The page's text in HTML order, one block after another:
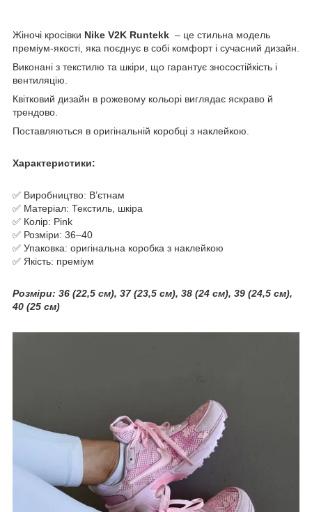
Жіночі кросівки Nike V2K Runtekk – це стильна модель
преміум-якості, яка поєднує в собі комфорт і сучасний дизайн.
Виконані з текстилю та шкіри, що гарантує зносостійкість і
вентиляцію.
Квітковий дизайн в рожевому кольорі виглядає яскраво й
трендово.
Поставляються в оригінальній коробці з наклейкою.
Характеристики:
✅ Виробництво: Вʼєтнам
✅ Матеріал: Текстиль, шкіра
✅ Колір: Pink
✅ Розміри: 36–40
✅ Упаковка: оригінальна коробка з наклейкою
✅ Якість: преміум
Розміри: 36 (22,5 см), 37 (23,5 см), 38 (24 см), 39 (24,5 см),
40 (25 см)